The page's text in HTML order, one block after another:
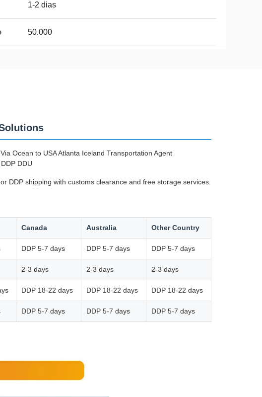
1-2 dias
50.000
Ocean to USA Atlanta Iceland Transportation Agent
DDU
DDP shipping with customs clearance and free storage services.
Canada Australia Other Country
DDP 5-7 days DDP 5-7 days DDP 5-7 days
2-3 days 2-3 days 2-3 days
DDP 18-22 days DDP 18-22 days DDP 18-22 days
DDP 5-7 days DDP 5-7 days DDP 5-7 days